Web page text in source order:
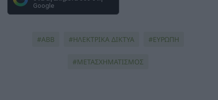
Google
ABB ΗΛΕΚΤΡΙΚΑ ΔΙΚΤΥΑ ΕΥΡΩΠΗ
ΜΕΤΑΣΧΗΜΑΤΙΣΜΟΣ